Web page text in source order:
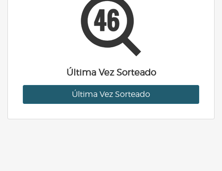
Última Vez Sorteado
Última Vez Sorteado